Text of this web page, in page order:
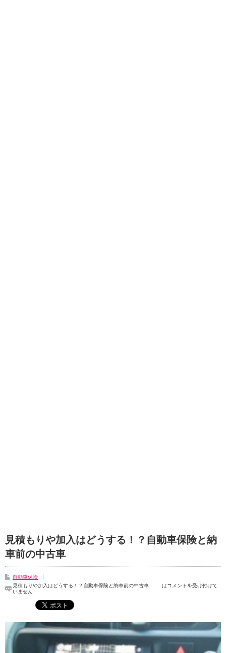
見積もりや加入はどうする！？自動車保険と納
車前の中古車
自動車保険
見積もりや加入はどうする！？自動車保険と納車前の中古車 はコメントを受け付けて
いません